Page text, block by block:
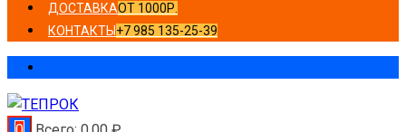
ДОСТАВКАОТ 1000Р.
КОНТАКТЫ +7 985 135-25-39